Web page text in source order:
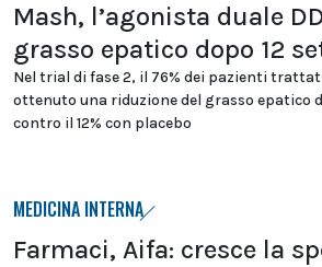
Mash, l’agonista duale
grasso epatico dopo 12
Nel trial di fase 2, il 76% dei pazienti
ottenuto una riduzione del grasso epatico
contro il 12% con placebo
MEDICINA INTERNA
Farmaci, Aifa: cresce la